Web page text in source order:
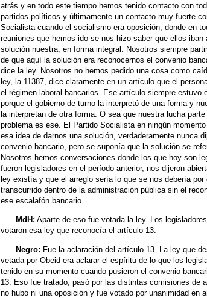
atrás y en todo este tiempo hemos tenido contacto con
partidos políticos y últimamente un contacto muy fuerte
Socialista cuando el socialismo era oposición, donde en
reuniones que hemos ido se nos hizo saber que ellos iban
solución nuestra, en forma integral. Nosotros siempre
de que aquí la solución era reconocernos el convenio
dice la ley. Nosotros no hemos pedido una cosa como
ley, la 11387, dice claramente en un artículo que el
el régimen laboral bancarios. Ese artículo siempre estuvo
porque el gobierno de turno la interpretó de una forma y
la interpretan de otra forma. O sea que nuestra lucha
problema es ese. El Partido Socialista en ningún
esa idea de darnos una solución, verdaderamente nunca
convenio bancario, pero se suponía que la solución se
Nosotros hemos conversaciones donde los que hoy son
fueron legisladores en el período anterior, nos dijeron
ley existía y que el arreglo sería lo que se nos debería por
transcurrido dentro de la administración pública sin el
ese escalafón bancario.
MdH: Aparte de eso fue votada la ley. Los
votaron esa ley que reconocía el artículo 13.
Negro: Fue la aclaración del artículo 13. La ley que
vetada por Obeid era aclarar el espíritu de lo que los
tenido en su momento cuando pusieron el convenio
13. Eso fue tratado, pasó por las distintas comisiones de
no hubo ni una oposición y fue votado por unanimidad en